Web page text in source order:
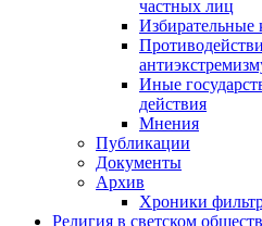
частных лиц
Избирательные
Иные
действия
Мнения
Публикации
Документы
Архив
Хроники
Религия в светском